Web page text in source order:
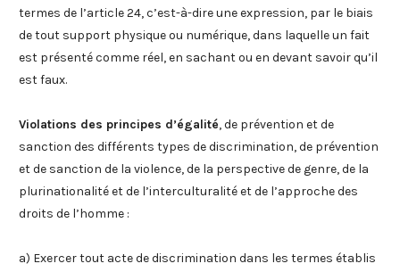
termes de l’article 24, c’est-à-dire une expression, par le biais
de tout support physique ou numérique, dans laquelle un fait
est présenté comme réel, en sachant ou en devant savoir qu’il
est faux.
Violations des principes d’égalité, de prévention et de
sanction des différents types de discrimination, de prévention
et de sanction de la violence, de la perspective de genre, de la
plurinationalité et de l’interculturalité et de l’approche des
droits de l’homme :
a) Exercer tout acte de discrimination dans les termes établis